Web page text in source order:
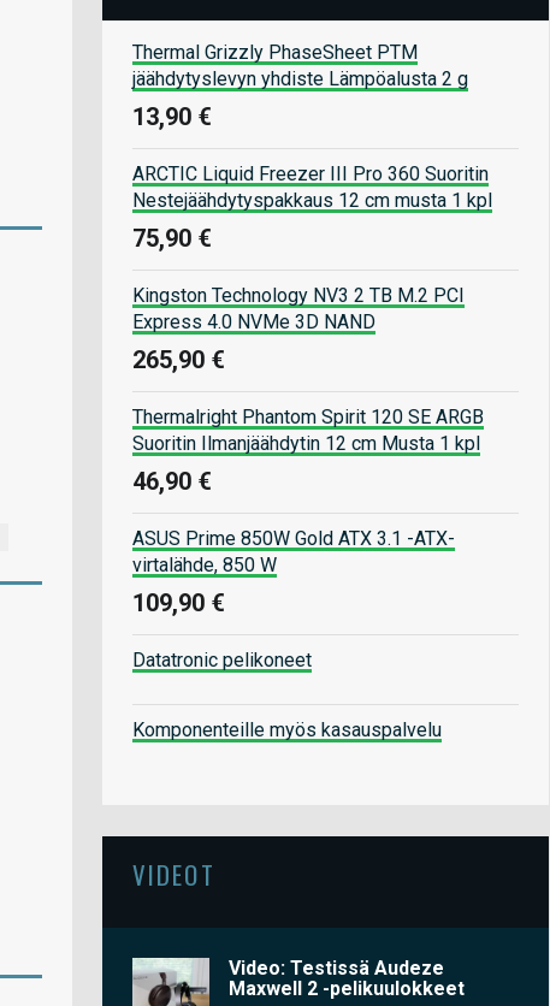
Thermal Grizzly PhaseSheet PTM
jäähdytyslevyn yhdiste Lämpöalusta 2 g
13,90 €
ARCTIC Liquid Freezer III Pro 360 Suoritin
Nestejäähdytyspakkaus 12 cm musta 1 kpl
75,90 €
Kingston Technology NV3 2 TB M.2 PCI
Express 4.0 NVMe 3D NAND
265,90 €
Thermalright Phantom Spirit 120 SE ARGB
Suoritin Ilmanjäähdytin 12 cm Musta 1 kpl
46,90 €
ASUS Prime 850W Gold ATX 3.1 -ATX-
virtalähde, 850 W
109,90 €
Datatronic pelikoneet
Komponenteille myös kasauspalvelu
VIDEOT
Video: Testissä Audeze
Maxwell 2 -pelikuulokkeet